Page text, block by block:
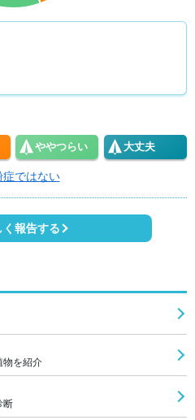
ややつらい 大丈夫
症ではない
く報告する
物を紹介
断